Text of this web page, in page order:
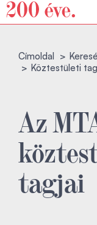
Címoldal
Köztestületi
Az
tagjai